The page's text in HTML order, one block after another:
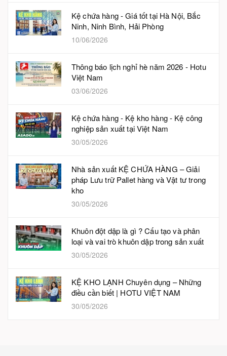
Kệ chứa hàng - Giá tốt tại Hà Nội, Bắc
Ninh, Ninh Bình, Hải Phòng
10/06/2026
Thông báo lịch nghỉ hè năm 2026 - Hotu
Việt Nam
03/06/2026
Kệ chứa hàng - Kệ kho hàng - Kệ công
nghiệp sản xuất tại Việt Nam
30/05/2026
Nhà sản xuất KỆ CHỨA HÀNG – Giải
pháp Lưu trữ Pallet hàng và Vật tư trong
kho
30/05/2026
Khuôn đột dập là gì ? Cấu tạo và phân
loại và vai trò khuôn dập trong sản xuất
30/05/2026
KỆ KHO LẠNH Chuyên dụng – Những
điều cần biết | HOTU VIỆT NAM
30/05/2026